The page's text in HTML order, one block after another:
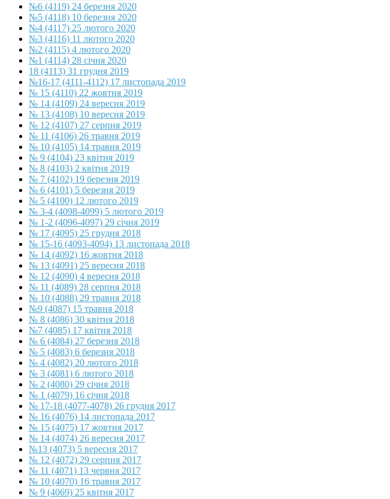
№6 (4119) 24 березня 2020
№5 (4118) 10 березня 2020
№4 (4117) 25 лютого 2020
№3 (4116) 11 лютого 2020
№2 (4115) 4 лютого 2020
№1 (4114) 28 січня 2020
18 (4113) 31 грудня 2019
№16-17 (4111-4112) 17 листопада 2019
№ 15 (4110) 22 жовтня 2019
№ 14 (4109) 24 вересня 2019
№ 13 (4108) 10 вересня 2019
№ 12 (4107) 27 серпня 2019
№ 11 (4106) 26 травня 2019
№ 10 (4105) 14 травня 2019
№ 9 (4104) 23 квітня 2019
№ 8 (4103) 2 квітня 2019
№ 7 (4102) 19 березня 2019
№ 6 (4101) 5 березня 2019
№ 5 (4100) 12 лютого 2019
№ 3-4 (4098-4099) 5 лютого 2019
№ 1-2 (4096-4097) 29 січня 2019
№ 17 (4095) 25 грудня 2018
№ 15-16 (4093-4094) 13 листопада 2018
№ 14 (4092) 16 жовтня 2018
№ 13 (4091) 25 вересня 2018
№ 12 (4090) 4 вересня 2018
№ 11 (4089) 28 серпня 2018
№ 10 (4088) 29 травня 2018
№9 (4087) 15 травня 2018
№ 8 (4086) 30 квітня 2018
№7 (4085) 17 квітня 2018
№ 6 (4084) 27 березня 2018
№ 5 (4083) 6 березня 2018
№ 4 (4082) 20 лютого 2018
№ 3 (4081) 6 лютого 2018
№ 2 (4080) 29 січня 2018
№ 1 (4079) 16 січня 2018
№ 17-18 (4077-4078) 26 грудня 2017
№ 16 (4076) 14 листопада 2017
№ 15 (4075) 17 жовтня 2017
№ 14 (4074) 26 вересня 2017
№13 (4073) 5 вересня 2017
№ 12 (4072) 29 серпня 2017
№ 11 (4071) 13 червня 2017
№ 10 (4070) 16 травня 2017
№ 9 (4069) 25 квітня 2017